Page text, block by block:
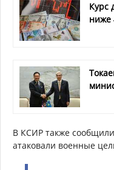
Курс
ниже
В КСИР также
атаковали военные